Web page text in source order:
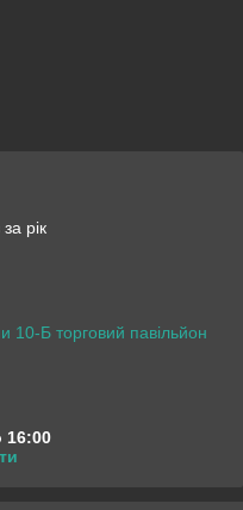
рік
10-Б торговий павільйон
16:00